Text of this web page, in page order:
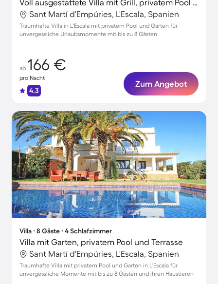
Voll ausgestattete Villa mit Grill, privatem Pool und Garten | Hunde erlaubt
Sant Martí d'Empúries, L'Escala, Spanien
Traumhafte Villa in L'Escala mit privatem Pool und Garten für
unvergessliche Urlaubsmomente mit bis zu 8 Gästen
ab 166 €
pro Nacht
4.3
Zum Angebot
Villa ∙ 8 Gäste ∙ 4 Schlafzimmer
Villa mit Garten, privatem Pool und Terrasse
Sant Martí d'Empúries, L'Escala, Spanien
Traumhafte Villa mit privatem Pool und Garten in L'Escala für
unvergessliche Momente mit bis zu 8 Gästen und ihren Haustieren